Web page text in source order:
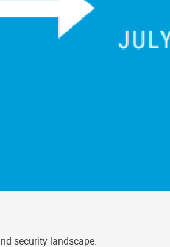
security landscape.